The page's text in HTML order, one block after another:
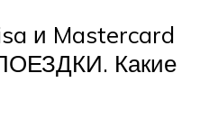
и Mastercard
Какие